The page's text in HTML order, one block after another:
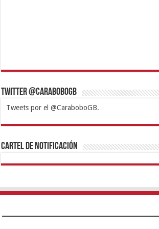
Twitter @CaraboboGB
Tweets por el @CaraboboGB.
1xbetBetturkeyBetistKralbetSupertotobet
https://mvbcasino.com/
Cartel de Notificación